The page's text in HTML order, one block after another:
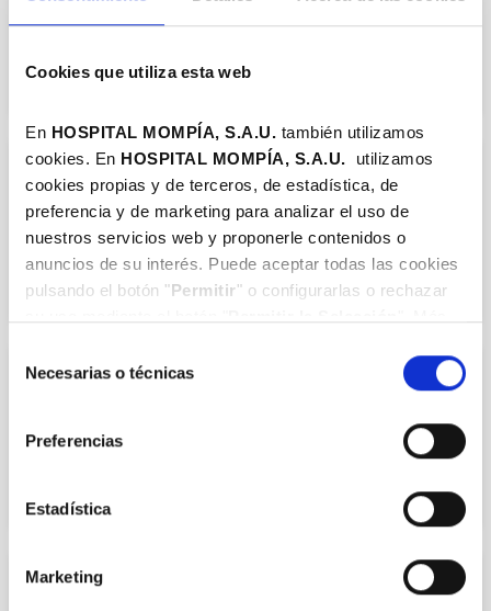
Cookies que utiliza esta web
En HOSPITAL MOMPÍA, S.A.U. también utilizamos
cookies. En HOSPITAL MOMPÍA, S.A.U. utilizamos
cookies propias y de terceros, de estadística, de
preferencia y de marketing para analizar el uso de
nuestros servicios web y proponerle contenidos o
anuncios de su interés. Puede aceptar todas las cookies
pulsando el botón "Permitir" o configurarlas o rechazar
Necesarias o técnicas
Preferencias
Estadística
Marketing
Dr. María Jesús López Arias
COL.393904326
APARATO DIGESTIVO